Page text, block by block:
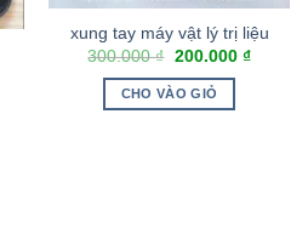
xung tay máy vật lý trị liệu
300.000₫ 200.000 ₫
CHO VÀO GIỎ